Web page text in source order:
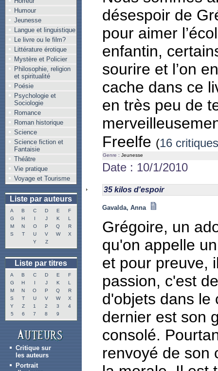
Humour
Jeunesse
Langue et linguistique
Le livre ou le film?
Littérature érotique
Mystère et Policier
Philosophie, religion
et spiritualité
Poésie
Psychologie et
Sociologie
Romance
Roman historique
Science
Science fiction et
Fantaisie
Théâtre
Vie pratique
Voyage et Tourisme
Liste par auteurs
A B C D E
F
G
H I J K
L
M
N O P Q
R
S
T U V W
X
Y
Z
Liste par titres
A B C D E
F
G
H I J K
L
M
N O P Q
R
S
T U V W
X
Y
Z 1 2 3
4
5
6 7 8 9
Critique sur
les auteurs
Portrait
désespoir de
pour aimer
enfantin,
sourire et l’on
cache dans ce
en très peu de
Freelfe (16
Genre : Jeunesse
Date : 10/1/2010
35 kilos d'espoir
Gavalda, Anna
Grégoire, un
qu'on appelle
et pour preuve,
passion, c'est
d'objets dans le
dernier est son
consolé.
renvoyé de son